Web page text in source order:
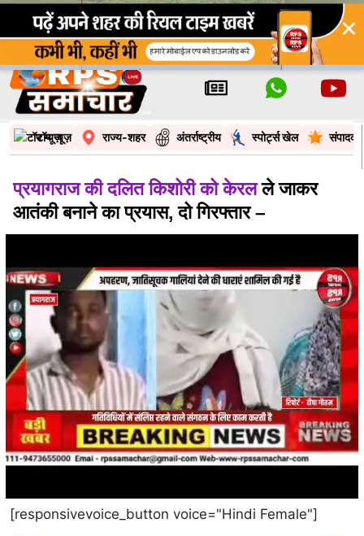
×
टॉप न्यूज़ राज्य-शहर अंतर्राष्ट्रीय स्पोर्ट्स खेल
प्रयागराज की दलित किशोरी को केरलले जाकर
आतंकी बनाने का प्रयास, दो गिरफ्तार –
[responsivevoice_button voice="Hindi Female"]